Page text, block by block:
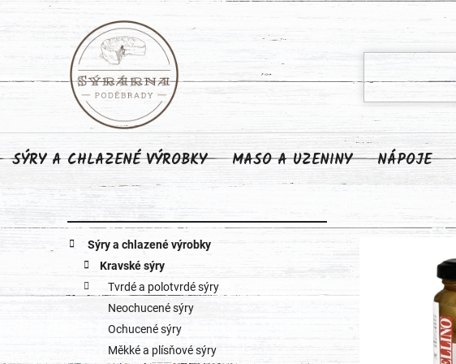
SÝRY A CHLAZENÉ VÝROBKY MASO A UZENINY NÁPOJE
P
s
Přeskočit
kategorie
K
t
Sýry a chlazené výrobky
Kravské sýry
Tvrdé a polotvrdé sýry
Neochucené sýry
Ochucené sýry
Měkké a plísňové sýry